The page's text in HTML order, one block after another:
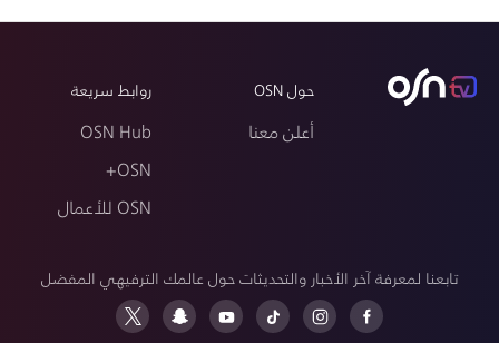
حول OSN
أعلن معنا
روابط سريعة
OSN Hub
OSN+
OSN للأعمال
تابعنا لمعرفة آخر الأخبار والتحديثات حول عالمك الترفيهي المفضل